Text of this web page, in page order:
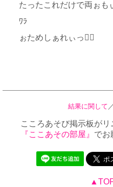
たったこれだけで両ぉも
ﾜﾗ
ぉためしぁれぃっ
結果に関して ／
こころあそび掲示板がリ
『ここあその部屋』 でお